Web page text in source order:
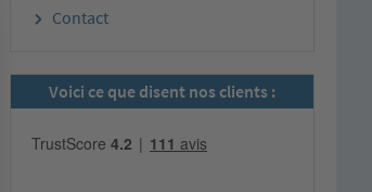
Contact
Voici ce que disent nos clients :